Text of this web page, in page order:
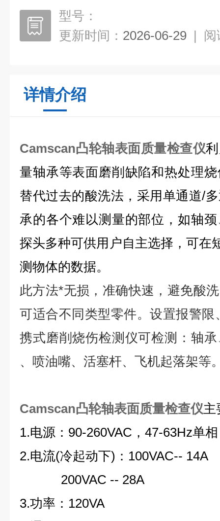
型号：
更新时间： 2026-06-29 | 阅
详情介绍
Camscan凸轮轴表面质量检查仪
量轴承等表面磨削缺陷和热处理
替代过去的酸洗法，采用单通道/
承的各个难以测量的部位，如轴
探头多种可供用户自主选择，可在
测物体的数据。
此方法*无损，准确快速，避免酸
可适合不同类型零件。设置报警
携式磨削烧伤检测仪可检测：轴
、喷油嘴、活塞杆、飞机起落架等
Camscan凸轮轴表面质量检查仪主
1.电源：90-260VAC，47-63Hz单相
2.电流(冷起动下)：100VAC-- 14A
200VAC -- 28A
3.功率：120VA